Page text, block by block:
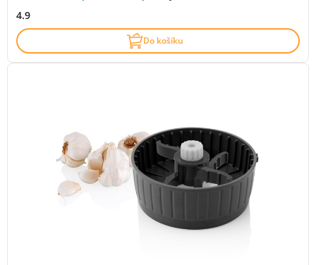
4.9
Do košíku